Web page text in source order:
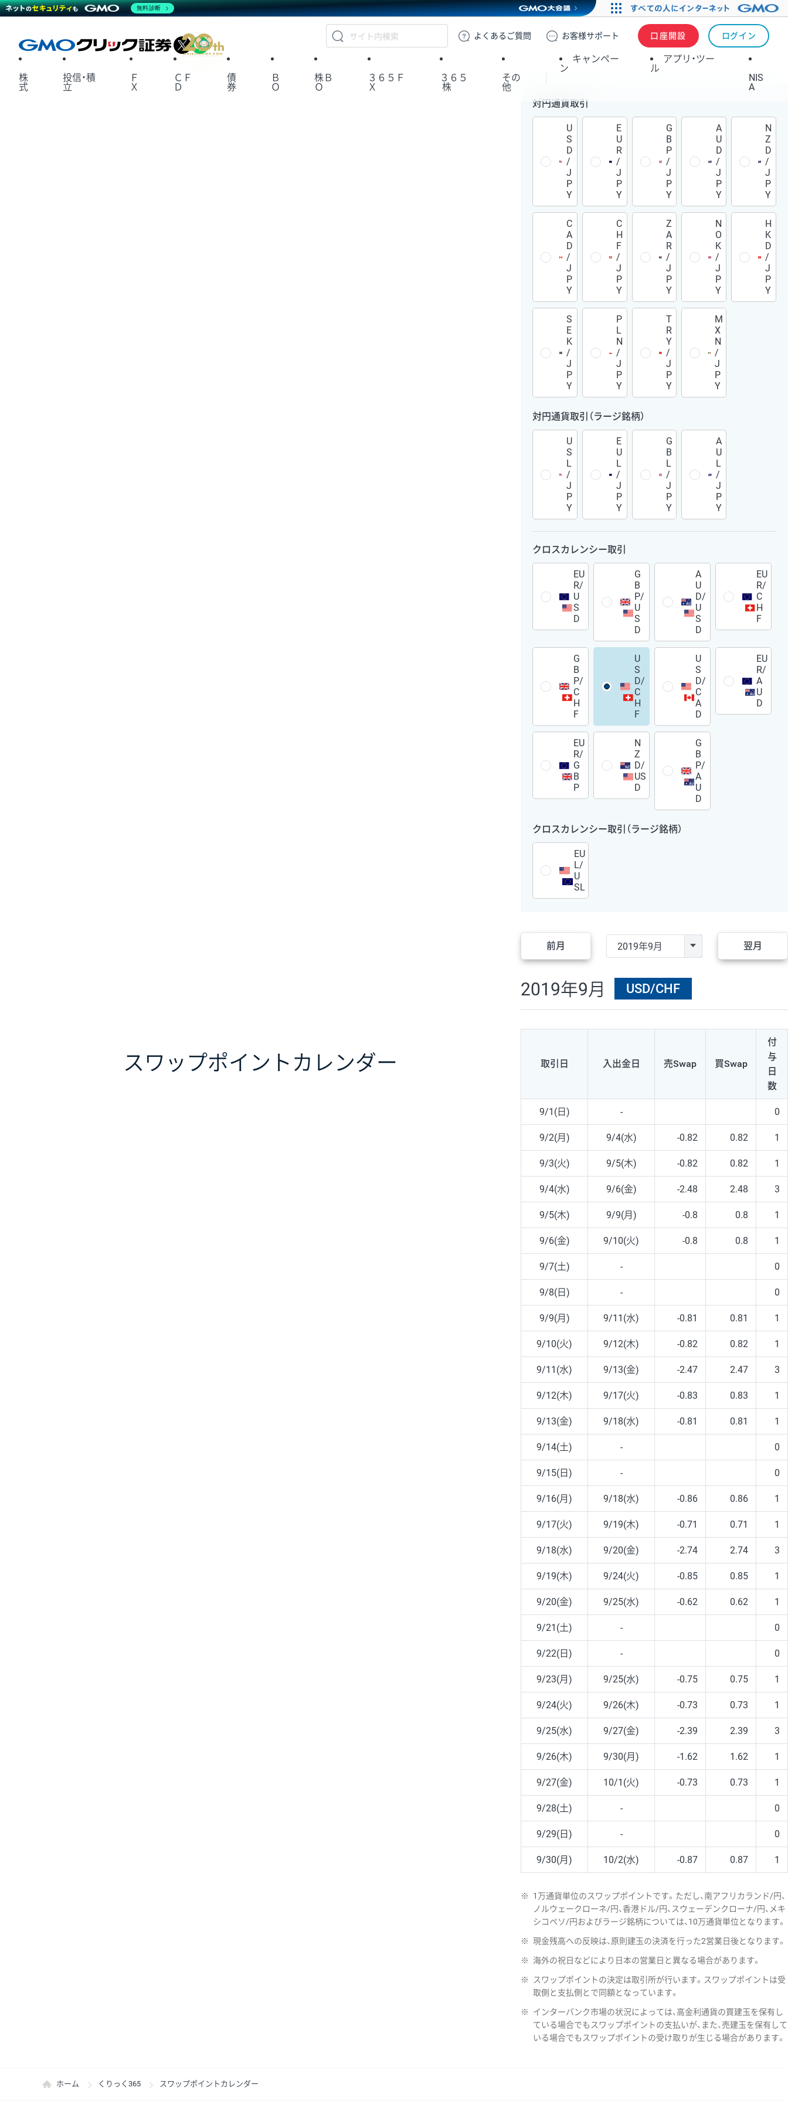
GMOクリック証券
よくある ご質問 お客様サポート 口座開設 ログイン
X
株
式
投信・積
立
Ｆ
Ｘ
ＣＦ
Ｄ
債
券
Ｂ
Ｏ
株Ｂ
Ｏ
３６５Ｆ
Ｘ
３６５
株
その
他
キャンペー
ン
アプリ・ツー
ル
NIS
A
スワップポイント カレンダー
対円通貨取引
U
S
D
/
J
P
Y
E
U
R
/
J
P
Y
G
B
P
/
J
P
Y
A
U
D
/
J
P
Y
N
Z
D
/
J
P
Y
C
A
D
/
J
P
Y
C
H
F
/
J
P
Y
Z
A
R
/
J
P
Y
N
O
K
/
J
P
Y
H
K
D
/
J
P
Y
S
E
K
/
J
P
Y
P
L
N
/
J
P
Y
T
R
Y
/
J
P
Y
M
X
N
/
J
P
Y
対円通貨取引（ラージ銘柄）
U
S
L
/
J
P
Y
E
U
L
/
J
P
Y
G
B
L
/
J
P
Y
A
U
L
/
J
P
Y
クロスカレンシー取引
EU
R/
U
S
D
G
B
P/
U
S
D
A
U
D/
U
S
D
EU
R/
C
H
F
G
B
P/
C
H
F
U
S
D/
C
H
F
U
S
D/
C
A
D
EU
R/
A
U
D
EU
R/
G
B
P
N
Z
D/
US
D
G
B
P/
A
U
D
クロスカレンシー取引（ラージ銘柄）
EU
L/
U
SL
前月 翌月
2019年9月 USD/CHF
取引日 入出金日 売Swap 買Swap
付
与
日
数
9/1(日) - 0
9/2(月) 9/4(水) -0.82 0.82 1
9/3(火) 9/5(木) -0.82 0.82 1
9/4(水) 9/6(金) -2.48 2.48 3
9/5(木) 9/9(月) -0.8 0.8 1
9/6(金) 9/10(火) -0.8 0.8 1
9/7(土) - 0
9/8(日) - 0
9/9(月) 9/11(水) -0.81 0.81 1
9/10(火) 9/12(木) -0.82 0.82 1
9/11(水) 9/13(金) -2.47 2.47 3
9/12(木) 9/17(火) -0.83 0.83 1
9/13(金) 9/18(水) -0.81 0.81 1
9/14(土) - 0
9/15(日) - 0
9/16(月) 9/18(水) -0.86 0.86 1
9/17(火) 9/19(木) -0.71 0.71 1
9/18(水) 9/20(金) -2.74 2.74 3
9/19(木) 9/24(火) -0.85 0.85 1
9/20(金) 9/25(水) -0.62 0.62 1
9/21(土) - 0
9/22(日) - 0
9/23(月) 9/25(水) -0.75 0.75 1
9/24(火) 9/26(木) -0.73 0.73 1
9/25(水) 9/27(金) -2.39 2.39 3
9/26(木) 9/30(月) -1.62 1.62 1
9/27(金) 10/1(火) -0.73 0.73 1
9/28(土) - 0
9/29(日) - 0
9/30(月) 10/2(水) -0.87 0.87 1
※
1万通貨単位のスワップポイントです。ただし、南アフリカランド/円、
ノルウェークローネ/円、香港ドル/円、スウェーデンクローナ/円、メキ
シコペソ/円およびラージ銘柄については、10万通貨単位となります。
※ 現金残高への反映は、原則建玉の決済を行った2営業日後となります。
※ 海外の祝日などにより日本の営業日と異なる場合があります。
※
スワップポイントの決定は取引所が行います。スワップポイントは受
取側と支払側とで同額となっています。
※
インターバンク市場の状況によっては、高金利通貨の買建玉を保有し
ている場合でもスワップポイントの支払いが、また、売建玉を保有して
いる場合でもスワップポイントの受け取りが生じる場合があります。
ホーム くりっく365 スワップポイントカレンダー
無料診断